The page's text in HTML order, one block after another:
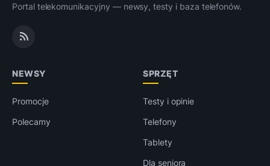
Portal telekomunikacyjny — newsy, testy i baza telefonów.
NEWSY
Promocje
Polecamy
SPRZĘT
Testy i opinie
Telefony
Tablety
Dla seniora